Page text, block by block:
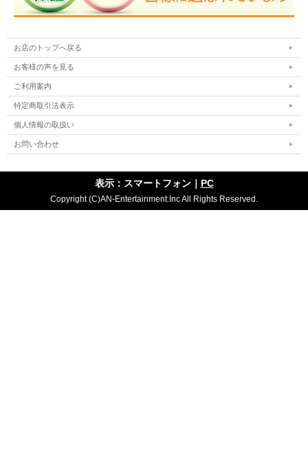
お店のトップへ戻る
お客様の声を見る
ご利用案内
特定商取引法表示
個人情報の取扱い
お問い合わせ
表示：スマートフォン｜ PC
Copyright (C)AN-Entertainment.Inc All Rights Reserved.